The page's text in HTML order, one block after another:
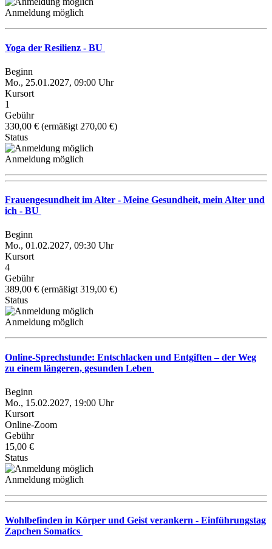
Anmeldung möglich
Yoga der Resilienz - BU
Beginn
Mo., 25.01.2027, 09:00 Uhr
Kursort
1
Gebühr
330,00 € (ermäßigt 270,00 €)
Status
Anmeldung möglich
Frauengesundheit im Alter - Meine Gesundheit, mein Alter und
ich - BU
Beginn
Mo., 01.02.2027, 09:30 Uhr
Kursort
4
Gebühr
389,00 € (ermäßigt 319,00 €)
Status
Anmeldung möglich
Online-Sprechstunde: Entschlacken und Entgiften – der Weg
zu einem längeren, gesunden Leben
Beginn
Mo., 15.02.2027, 19:00 Uhr
Kursort
Online-Zoom
Gebühr
15,00 €
Status
Anmeldung möglich
Wohlbefinden in Körper und Geist verankern - Einführungstag
Zapchen Somatics